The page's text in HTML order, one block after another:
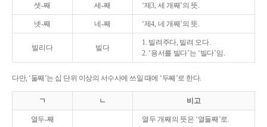
셋-째 세-째 ‘제3, 세 개째’의 뜻.
넷-째 네-째 ‘제4, 네 개째’의 뜻.
빌리다 빌다
1. 빌려주다, 빌려 오다.
2. ‘용서를 빌다’는 ‘빌다’임.
다만, ‘둘째’는 십 단위 이상의 서수사에 쓰일 때에 ‘두째’로 한다.
ㄱ ㄴ 비고
열두-째 열두 개째의 뜻은 ‘열둘째’로.